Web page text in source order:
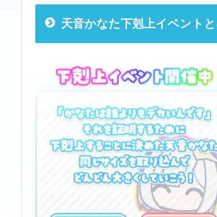
天音かなた下剋上イベント